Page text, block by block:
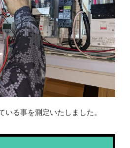
る事を測定いたしました。